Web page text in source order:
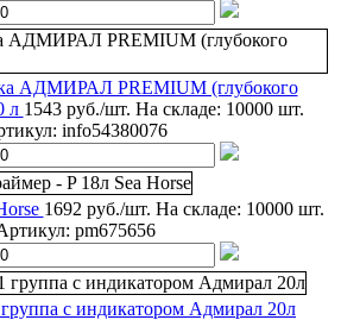
АДМИРАЛ PREMIUM (глубокого
л 1543 руб./шт. На складе: 10000 шт.
info54380076
1692 руб./шт. На складе: 10000 шт.
pm675656
с индикатором Адмирал 20л